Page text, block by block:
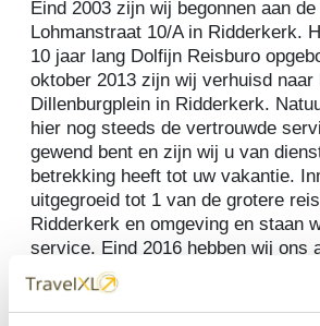
Eind 2003 zijn wij begonnen aan
Lohmanstraat 10/A in Ridderkerk.
10 jaar lang Dolfijn Reisburo
oktober 2013 zijn wij verhuisd naar
Dillenburgplein in Ridderkerk.
hier nog steeds de vertrouwde
gewend bent en zijn wij u van
betrekking heeft tot uw vakantie.
uitgegroeid tot 1 van de grotere
Ridderkerk en omgeving en staan
service. Eind 2016 hebben wij ons
TravelXL, een keten van
reisbureaus.